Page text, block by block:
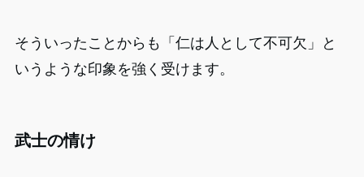
そういったことからも「仁は人として不可欠」と
いうような印象を強く受けます。
武士の情け